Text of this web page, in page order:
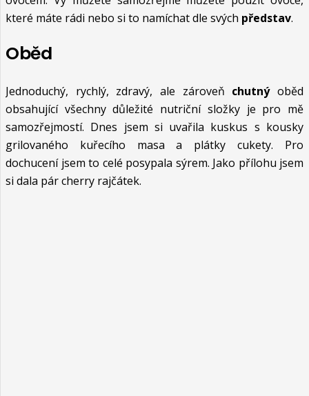
které máte rádi nebo si to namíchat dle svých představ.
Oběd
Jednoduchý, rychlý, zdravý, ale zároveň chutnýoběd
obsahující všechny důležité nutriční složky je pro mě
samozřejmostí. Dnes jsem si uvařila kuskus s kousky
grilovaného kuřecího masa a plátky cukety. Pro
dochucení jsem to celé posypala sýrem. Jako přílohu jsem
si dala pár cherry rajčátek.